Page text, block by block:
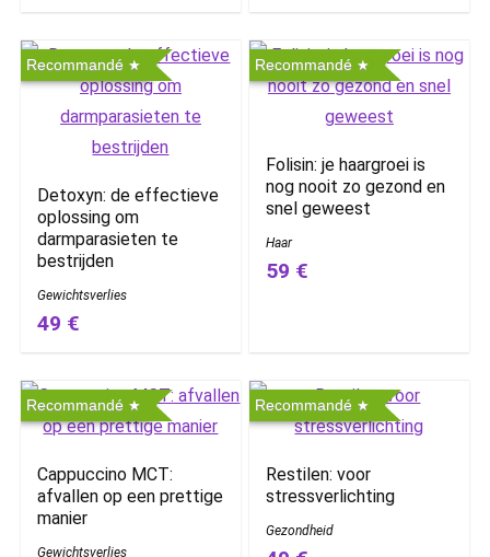
Recommandé
Detoxyn: de effectieve
oplossing om
darmparasieten te
bestrijden
Gewichtsverlies
49 €
Recommandé
Folisin: je haargroei is
nog nooit zo gezond en
snel geweest
Haar
59 €
Recommandé
Cappuccino MCT:
afvallen op een prettige
manier
Gewichtsverlies
Recommandé
Restilen: voor
stressverlichting
Gezondheid